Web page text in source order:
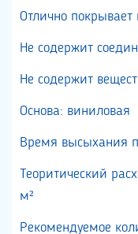
Отлично покрывает
Не содержит
Не содержит
Основа: виниловая
Время высыхания
Теоритический
м²
Рекомендуемое